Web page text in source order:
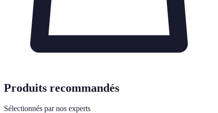
Produits recommandés
Sélectionnés par nos experts